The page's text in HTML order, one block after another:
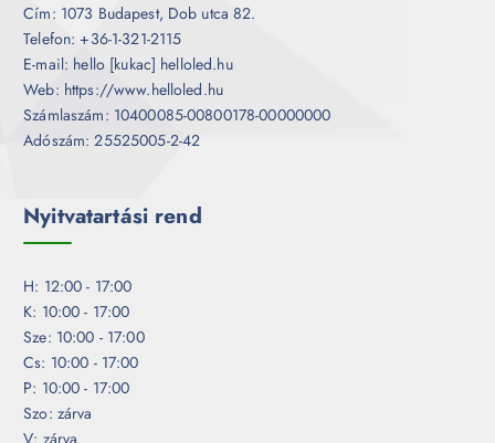
Cím: 1073 Budapest, Dob utca 82.
Telefon: +36-1-321-2115
E-mail: hello [kukac] helloled.hu
Web: https://www.helloled.hu
Számlaszám: 10400085-00800178-00000000
Adószám: 25525005-2-42
Nyitvatartási rend
H: 12:00 - 17:00
K: 10:00 - 17:00
Sze: 10:00 - 17:00
Cs: 10:00 - 17:00
P: 10:00 - 17:00
Szo: zárva
V: zárva